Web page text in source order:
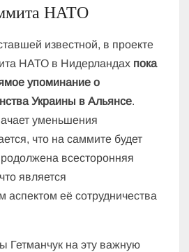
НАТО
известной, в проекте
НАТО в Нидерландах пока
упоминание о
Украины в Альянсе.
уменьшения
что на саммите будет
всесторонняя
является
её сотрудничества
Гетманчук на эту важную